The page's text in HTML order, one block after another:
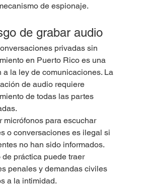
de espionaje.
de grabar audio
privadas sin
en Puerto Rico es una
a la ley de comunicaciones. La
de audio requiere
de todas las partes
micrófonos para escuchar
o conversaciones es ilegal si
no han sido informados.
de práctica puede traer
penales y demandas civiles
a la intimidad.